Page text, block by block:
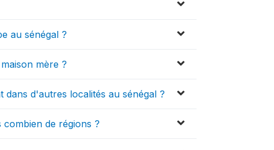
au sénégal ?
mère ?
d'autres localités au sénégal ?
de régions ?